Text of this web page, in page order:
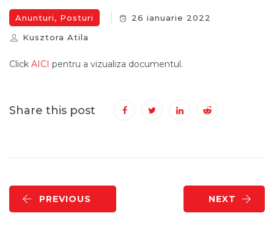
Anunturi, Posturi
26 ianuarie 2022
Kusztora Atila
Click AICI pentru a vizualiza documentul.
Share this post
PREVIOUS NEXT